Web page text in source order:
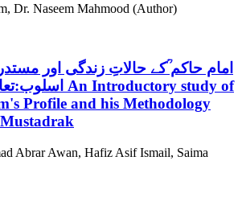
Dr. Naseem Mahmood (Author)
امام حاکم ؒکے حالاتِ زندگی اور
An Introductory study of
Profile and his Methodology
Abrar Awan, Hafiz Asif Ismail, Saima